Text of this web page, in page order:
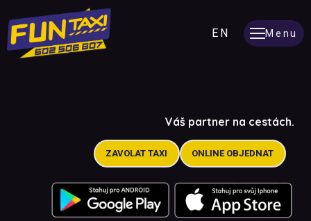
Menu
CZ
EN
Váš partner na cestách.
ZAVOLAT TAXI ONLINE OBJEDNAT